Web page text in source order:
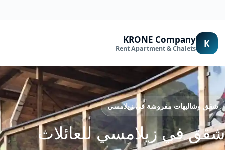
K
KRONE Company
Rent Apartment & Chalets
شقق وشاليهات مفروشة في زيلامسي
شقق في زيلامسي للعائلات